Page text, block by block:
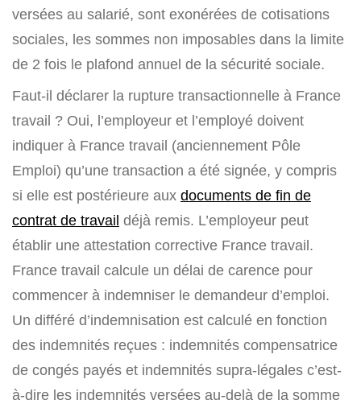
versées au salarié, sont exonérées de cotisations
sociales, les sommes non imposables dans la limite
de 2 fois le plafond annuel de la sécurité sociale.
Faut-il déclarer la rupture transactionnelle à France
travail ? Oui, l’employeur et l’employé doivent
indiquer à France travail (anciennement Pôle
Emploi) qu’une transaction a été signée, y compris
si elle est postérieure aux documents de fin de
contrat de travail déjà remis. L’employeur peut
établir une attestation corrective France travail.
France travail calcule un délai de carence pour
commencer à indemniser le demandeur d’emploi.
Un différé d’indemnisation est calculé en fonction
des indemnités reçues : indemnités compensatrice
de congés payés et indemnités supra-légales c’est-
à-dire les indemnités versées au-delà de la somme